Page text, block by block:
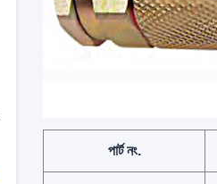
পার্ট নং.